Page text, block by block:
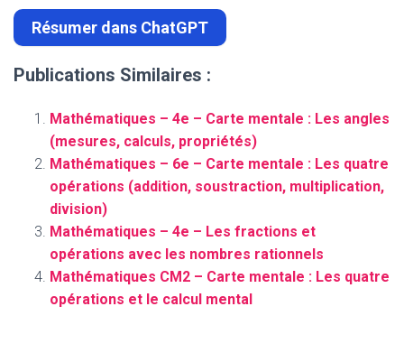
Résumer dans ChatGPT
Publications Similaires :
Mathématiques – 4e – Carte mentale : Les angles
(mesures, calculs, propriétés)
Mathématiques – 6e – Carte mentale : Les quatre
opérations (addition, soustraction, multiplication,
division)
Mathématiques – 4e – Les fractions et
opérations avec les nombres rationnels
Mathématiques CM2 – Carte mentale : Les quatre
opérations et le calcul mental